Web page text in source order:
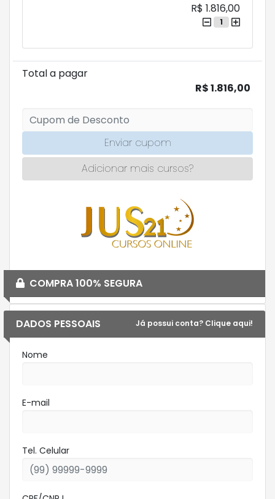
DADOS PESSOAIS Já possui conta? Clique aqui!
Nome
E-mail
Tel. Celular
R$ 1.816,00
1
Total a pagar
R$ 1.816,00
Enviar cupom
Adicionar mais cursos?
COMPRA 100% SEGURA